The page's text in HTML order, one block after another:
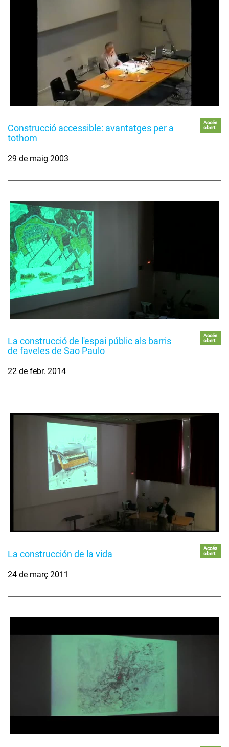
Construcció accessible: avantatges per a
tothom
Accés
obert
29 de maig 2003
La construcció de l'espai públic als barris
de faveles de Sao Paulo
Accés
obert
22 de febr. 2014
La construcción de la vida
Accés
obert
24 de març 2011